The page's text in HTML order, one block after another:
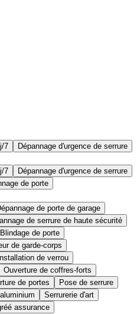
7
Dépannage d'urgence de serrure
7
Dépannage d'urgence de serrure
de porte
de porte de garage
de serrure de haute sécurité
Blindage de porte
de garde-corps
Installation de verrou
Ouverture de coffres-forts
de portes
Pose de serrure
Serrurerie d'art
assurance